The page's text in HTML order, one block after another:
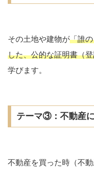
その土地や建物が「誰
した、公的な証明書（
学びます。
テーマ③：不動産に
不動産を買った時（不